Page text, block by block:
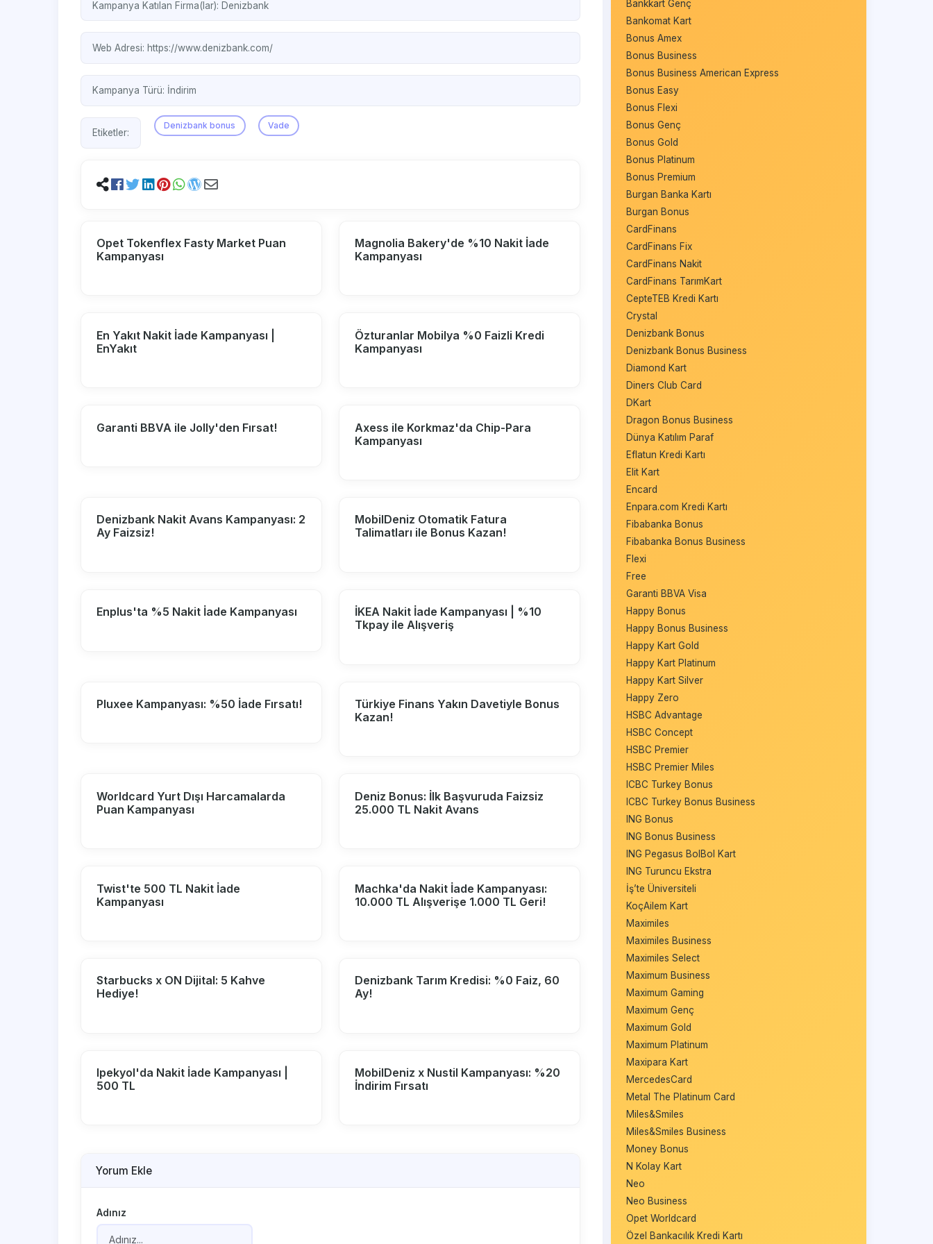
Kampanya Katılan Firma(lar): Denizbank
Web Adresi: https://www.denizbank.com/
Kampanya Türü: İndirim
Etiketler:
Denizbank bonus Vade
Opet Tokenflex Fasty Market Puan
Kampanyası
Magnolia Bakery'de %10 Nakit İade
Kampanyası
En Yakıt Nakit İade Kampanyası |
EnYakıt
Özturanlar Mobilya %0 Faizli Kredi
Kampanyası
Garanti BBVA ile Jolly'den Fırsat!
Axess ile Korkmaz'da Chip-Para
Kampanyası
Denizbank Nakit Avans Kampanyası: 2
Ay Faizsiz!
MobilDeniz Otomatik Fatura
Talimatları ile Bonus Kazan!
Enplus'ta %5 Nakit İade Kampanyası
İKEA Nakit İade Kampanyası | %10
Tkpay ile Alışveriş
Pluxee Kampanyası: %50 İade Fırsatı!
Türkiye Finans Yakın Davetiyle Bonus
Kazan!
Worldcard Yurt Dışı Harcamalarda
Puan Kampanyası
Deniz Bonus: İlk Başvuruda Faizsiz
25.000 TL Nakit Avans
Twist'te 500 TL Nakit İade
Kampanyası
Machka'da Nakit İade Kampanyası:
10.000 TL Alışverişe 1.000 TL Geri!
Starbucks x ON Dijital: 5 Kahve
Hediye!
Denizbank Tarım Kredisi: %0 Faiz, 60
Ay!
Ipekyol'da Nakit İade Kampanyası |
500 TL
MobilDeniz x Nustil Kampanyası: %20
İndirim Fırsatı
Yorum Ekle
Adınız
Bankkart Genç
Bankomat Kart
Bonus Amex
Bonus Business
Bonus Business American Express
Bonus Easy
Bonus Flexi
Bonus Genç
Bonus Gold
Bonus Platinum
Bonus Premium
Burgan Banka Kartı
Burgan Bonus
CardFinans
CardFinans Fix
CardFinans Nakit
CardFinans TarımKart
CepteTEB Kredi Kartı
Crystal
Denizbank Bonus
Denizbank Bonus Business
Diamond Kart
Diners Club Card
DKart
Dragon Bonus Business
Dünya Katılım Paraf
Eflatun Kredi Kartı
Elit Kart
Encard
Enpara.com Kredi Kartı
Fibabanka Bonus
Fibabanka Bonus Business
Flexi
Free
Garanti BBVA Visa
Happy Bonus
Happy Bonus Business
Happy Kart Gold
Happy Kart Platinum
Happy Kart Silver
Happy Zero
HSBC Advantage
HSBC Concept
HSBC Premier
HSBC Premier Miles
ICBC Turkey Bonus
ICBC Turkey Bonus Business
ING Bonus
ING Bonus Business
ING Pegasus BolBol Kart
ING Turuncu Ekstra
İş’te Üniversiteli
KoçAilem Kart
Maximiles
Maximiles Business
Maximiles Select
Maximum Business
Maximum Gaming
Maximum Genç
Maximum Gold
Maximum Platinum
Maxipara Kart
MercedesCard
Metal The Platinum Card
Miles&Smiles
Miles&Smiles Business
Money Bonus
N Kolay Kart
Neo
Neo Business
Opet Worldcard
Özel Bankacılık Kredi Kartı